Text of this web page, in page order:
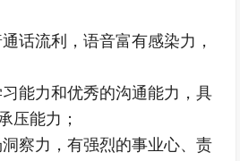
话流利，语音富有感染力，
能力和优秀的沟通能力，具
压能力；
察力，有强烈的事业心、责